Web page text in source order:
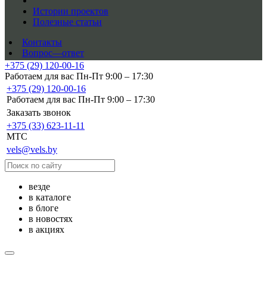
Истории проектов
Полезные статьи
Контакты
Вопрос—ответ
+375 (29) 120-00-16
Работаем для вас Пн-Пт 9:00 – 17:30
+375 (29) 120-00-16
Работаем для вас Пн-Пт 9:00 – 17:30
Заказать звонок
+375 (33) 623-11-11
MTC
vels@vels.by
везде
в каталоге
в блоге
в новостях
в акциях